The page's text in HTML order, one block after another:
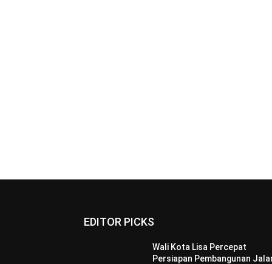
EDITOR PICKS
Wali Kota Lisa Percepat
Persiapan Pembangunan